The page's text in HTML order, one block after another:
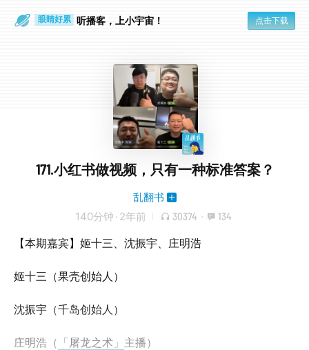
眼睛好累 听播客，上小宇宙！ 点击下载
171.小红书做视频，只有一种标准答案？
乱翻书
140分钟 · 2年前 30374 · 134
【本期嘉宾】姬十三、沈振宇、庄明浩
姬十三（果壳创始人）
沈振宇（千岛创始人）
庄明浩（ 「屠龙之术」 主播）